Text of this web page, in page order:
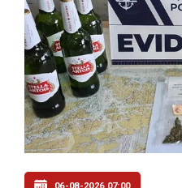
05-08-2026 20:00